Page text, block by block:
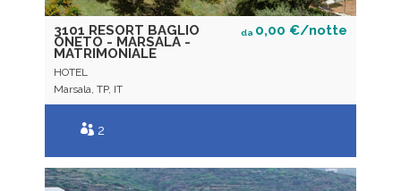
3101 RESORT BAGLIO
ONETO - MARSALA -
MATRIMONIALE
da 0,00 €/notte
HOTEL
Marsala, TP, IT
2